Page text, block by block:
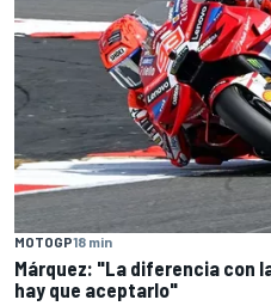
MOTOGP18 min
Márquez: "La diferencia con
hay que aceptarlo"